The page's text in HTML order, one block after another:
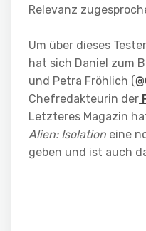
Relevanz
Um über dieses
hat sich Daniel zum
und Petra Fröhlich (
Chefredakteurin der
Letzteres Magazin
Alien: Isolation eine
geben und ist auch